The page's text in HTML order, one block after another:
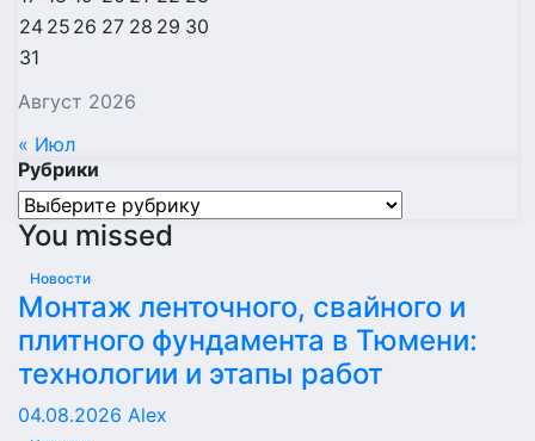
Август 2026
24 25 26 27 28 29 30
31
« Июл
Рубрики
Рубрики
You missed
Новости
Монтаж ленточного, свайного и
плитного фундамента в Тюмени:
технологии и этапы работ
04.08.2026 Alex